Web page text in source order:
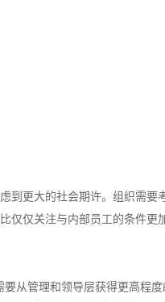
更大的社会期许。组织需要
仅关注与内部员工的条件更
从管理和领导层获得更高程度